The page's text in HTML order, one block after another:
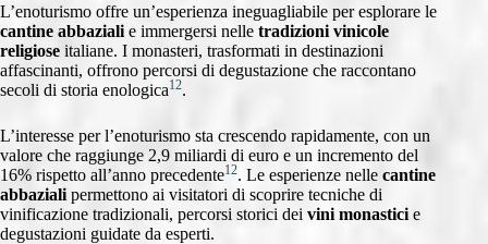
L’enoturismo offre un’esperienza ineguagliabile per esplorare le
cantine abbaziali e immergersi nelle tradizioni vinicole
religiose italiane. I monasteri, trasformati in destinazioni
affascinanti, offrono percorsi di degustazione che raccontano
secoli di storia enologica12.
L’interesse per l’enoturismo sta crescendo rapidamente, con un
valore che raggiunge 2,9 miliardi di euro e un incremento del
16% rispetto all’anno precedente12. Le esperienze nelle cantine
abbaziali permettono ai visitatori di scoprire tecniche di
vinificazione tradizionali, percorsi storici dei vini monastici e
degustazioni guidate da esperti.